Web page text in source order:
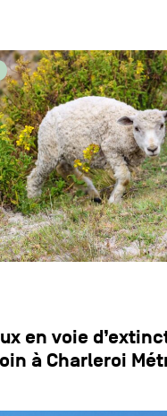
en voie
à Charleroi